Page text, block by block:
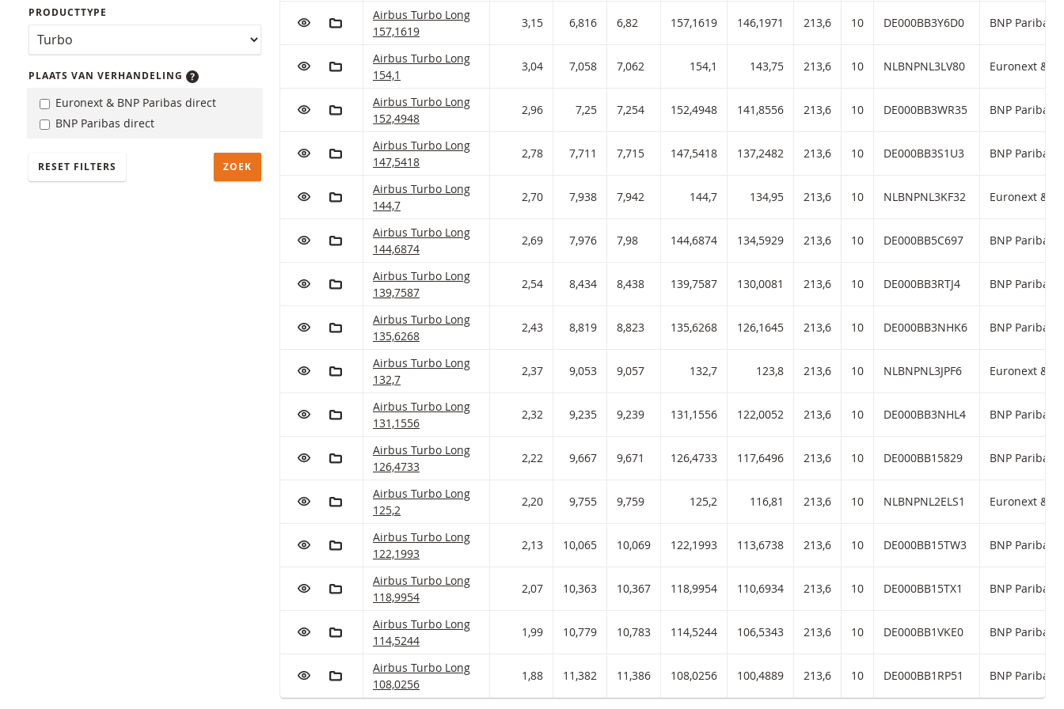
PRODUCTTYPE
PLAATS VAN VERHANDELING
Euronext & BNP Paribas direct
BNP Paribas direct
RESET FILTERS
VOEG TOE AAN WATCHLIST
AAN PORTFOLIO TOEVOEGEN
Airbus Turbo Long Met stop loss-niveau 157,162 en hefboom 3,15 met ISIN code:
Airbus Turbo Long
157,1619
3,15 6,816 6,82 157,1619 146,1971 213,6 10 DE000BB3Y6D0 BNP Paribas
VOEG TOE AAN WATCHLIST
AAN PORTFOLIO TOEVOEGEN
Airbus Turbo Long Met stop loss-niveau 154,1 en hefboom 3,04 met ISIN code:
Airbus Turbo Long
154,1
3,04 7,058 7,062 154,1 143,75 213,6 10 NLBNPNL3LV80
VOEG TOE AAN WATCHLIST
AAN PORTFOLIO TOEVOEGEN
Airbus Turbo Long Met stop loss-niveau 152,495 en hefboom 2,96 met ISIN code:
Airbus Turbo Long
152,4948
2,96 7,25 7,254 152,4948 141,8556 213,6 10 DE000BB3WR35 BNP Paribas
VOEG TOE AAN WATCHLIST
AAN PORTFOLIO TOEVOEGEN
Airbus Turbo Long Met stop loss-niveau 147,542 en hefboom 2,78 met ISIN code:
Airbus Turbo Long
147,5418
2,78 7,711 7,715 147,5418 137,2482 213,6 10 DE000BB3S1U3 BNP Paribas
VOEG TOE AAN WATCHLIST
AAN PORTFOLIO TOEVOEGEN
Airbus Turbo Long Met stop loss-niveau 144,7 en hefboom 2,70 met ISIN code:
Airbus Turbo Long
144,7
2,70 7,938 7,942 144,7 134,95 213,6 10 NLBNPNL3KF32
VOEG TOE AAN WATCHLIST
AAN PORTFOLIO TOEVOEGEN
Airbus Turbo Long Met stop loss-niveau 144,687 en hefboom 2,69 met ISIN code:
Airbus Turbo Long
144,6874
2,69 7,976 7,98 144,6874 134,5929 213,6 10 DE000BB5C697 BNP Paribas
VOEG TOE AAN WATCHLIST
AAN PORTFOLIO TOEVOEGEN
Airbus Turbo Long Met stop loss-niveau 139,759 en hefboom 2,54 met ISIN code:
Airbus Turbo Long
139,7587
2,54 8,434 8,438 139,7587 130,0081 213,6 10 DE000BB3RTJ4 BNP Paribas
VOEG TOE AAN WATCHLIST
AAN PORTFOLIO TOEVOEGEN
Airbus Turbo Long Met stop loss-niveau 135,627 en hefboom 2,43 met ISIN code:
Airbus Turbo Long
135,6268
2,43 8,819 8,823 135,6268 126,1645 213,6 10 DE000BB3NHK6 BNP Paribas
VOEG TOE AAN WATCHLIST
AAN PORTFOLIO TOEVOEGEN
Airbus Turbo Long Met stop loss-niveau 132,7 en hefboom 2,37 met ISIN code:
Airbus Turbo Long
132,7
2,37 9,053 9,057 132,7 123,8 213,6 10 NLBNPNL3JPF6
VOEG TOE AAN WATCHLIST
AAN PORTFOLIO TOEVOEGEN
Airbus Turbo Long Met stop loss-niveau 131,156 en hefboom 2,32 met ISIN code:
Airbus Turbo Long
131,1556
2,32 9,235 9,239 131,1556 122,0052 213,6 10 DE000BB3NHL4 BNP Paribas
VOEG TOE AAN WATCHLIST
AAN PORTFOLIO TOEVOEGEN
Airbus Turbo Long Met stop loss-niveau 126,473 en hefboom 2,22 met ISIN code:
Airbus Turbo Long
126,4733
2,22 9,667 9,671 126,4733 117,6496 213,6 10 DE000BB15829 BNP Paribas
VOEG TOE AAN WATCHLIST
AAN PORTFOLIO TOEVOEGEN
Airbus Turbo Long Met stop loss-niveau 125,2 en hefboom 2,20 met ISIN code:
Airbus Turbo Long
125,2
2,20 9,755 9,759 125,2 116,81 213,6 10 NLBNPNL2ELS1
VOEG TOE AAN WATCHLIST
AAN PORTFOLIO TOEVOEGEN
Airbus Turbo Long Met stop loss-niveau 122,199 en hefboom 2,13 met ISIN code:
Airbus Turbo Long
122,1993
2,13 10,065 10,069 122,1993 113,6738 213,6 10 DE000BB15TW3 BNP Paribas
VOEG TOE AAN WATCHLIST
AAN PORTFOLIO TOEVOEGEN
Airbus Turbo Long Met stop loss-niveau 118,995 en hefboom 2,07 met ISIN code:
Airbus Turbo Long
118,9954
2,07 10,363 10,367 118,9954 110,6934 213,6 10 DE000BB15TX1 BNP Paribas
VOEG TOE AAN WATCHLIST
AAN PORTFOLIO TOEVOEGEN
Airbus Turbo Long Met stop loss-niveau 114,524 en hefboom 1,99 met ISIN code:
Airbus Turbo Long
114,5244
1,99 10,779 10,783 114,5244 106,5343 213,6 10 DE000BB1VKE0 BNP Paribas
VOEG TOE AAN WATCHLIST
AAN PORTFOLIO TOEVOEGEN
Airbus Turbo Long Met stop loss-niveau 108,026 en hefboom 1,88 met ISIN code:
Airbus Turbo Long
108,0256
1,88 11,382 11,386 108,0256 100,4889 213,6 10 DE000BB1RP51 BNP Paribas